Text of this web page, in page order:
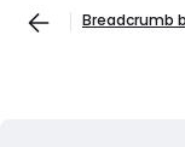
Breadcrumb